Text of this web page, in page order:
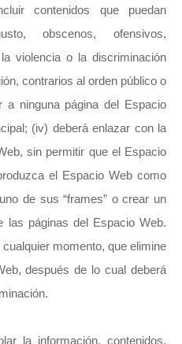
contenidos que puedan
obscenos, ofensivos,
violencia o la discriminación
contrarios al orden público o
a ninguna página del Espacio
(iv) deberá enlazar con la
sin permitir que el Espacio
el Espacio Web como
de sus “frames” o crear un
las páginas del Espacio Web.
momento, que elimine
después de lo cual deberá
la información, contenidos,